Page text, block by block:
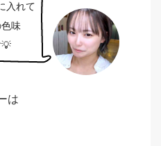
入れて
味
は